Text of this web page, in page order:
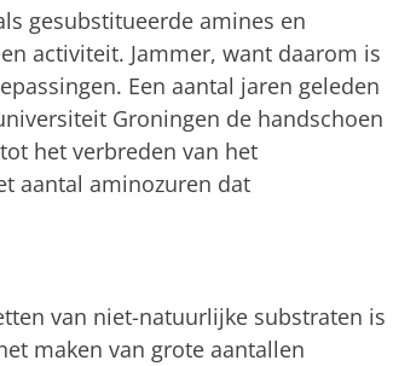
gesubstitueerde amines en
activiteit. Jammer, want daarom is
Een aantal jaren geleden
Groningen de handschoen
het verbreden van het
aantal aminozuren dat
van niet-natuurlijke substraten is
maken van grote aantallen